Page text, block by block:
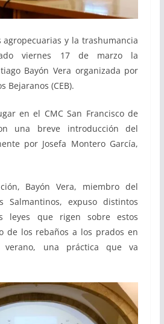
agropecuarias y la trashumancia
viernes 17 de marzo la
Bayón Vera organizada por
Bejaranos (CEB).
en el CMC San Francisco de
una breve introducción del
por Josefa Montero García,
Bayón Vera, miembro del
Salmantinos, expuso distintos
leyes que rigen sobre estos
de los rebaños a los prados en
una práctica que va